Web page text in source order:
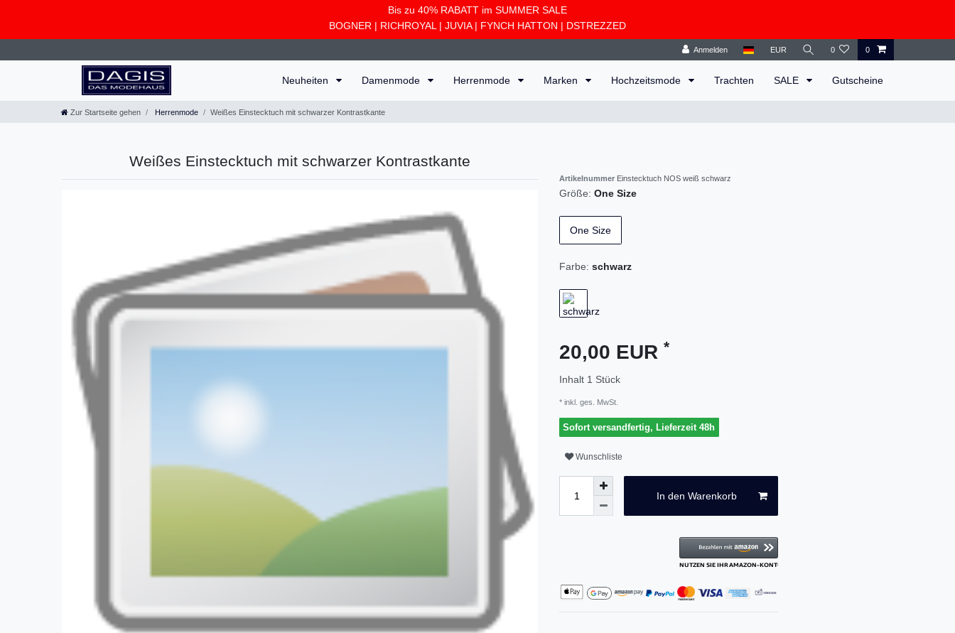
Bis zu 40% RABATT im SUMMER SALE
BOGNER | RICHROYAL | JUVIA| FYNCH HATTON | DSTREZZED
Anmelden EUR 0 0
Neuheiten Damenmode Herrenmode Marken Hochzeitsmode Trachten SALE Gutscheine
Zur Startseite gehen Herrenmode Weißes Einstecktuch mit schwarzer Kontrastkante
Weißes Einstecktuch mit schwarzer Kontrastkante
Artikelnummer Einstecktuch NOS weiß schwarz
Größe: One Size
One Size
Farbe: schwarz
20,00 EUR *
Inhalt 1 Stück
* inkl. ges. MwSt.
Sofort versandfertig, Lieferzeit 48h
Wunschliste
In den Warenkorb